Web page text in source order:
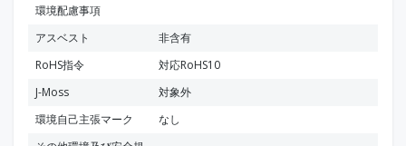
環境配慮事項
アスベスト
非含有
RoHS指令
対応RoHS10
J-Moss
対象外
環境自己主張マーク
なし